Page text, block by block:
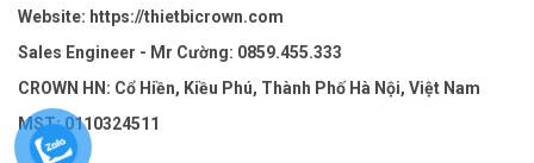
Website: https://thietbicrown.com
Sales Engineer - Mr Cường: 0859.455.333
CROWN HN: Cổ Hiền, Kiều Phú, Thành Phố Hà Nội, Việt Nam
MST: 0110324511